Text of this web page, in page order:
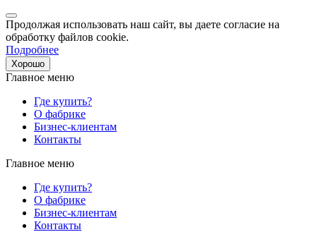
Продолжая использовать наш сайт, вы даете согласие на
обработку файлов cookie.
Подробнее
Хорошо
Главное меню
Где купить?
О фабрике
Бизнес-клиентам
Контакты
Главное меню
Где купить?
О фабрике
Бизнес-клиентам
Контакты